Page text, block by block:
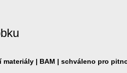
| BAM | schváleno pro